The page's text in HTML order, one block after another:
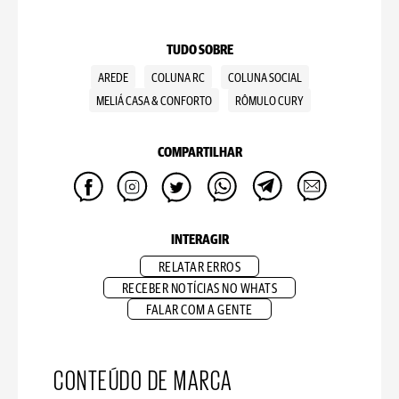
TUDO SOBRE
AREDE COLUNA RC
COLUNA SOCIAL
MELIÁ CASA & CONFORTO
RÔMULO CURY
COMPARTILHAR
INTERAGIR
RELATAR ERROS
RECEBER NOTÍCIAS NO WHATS
FALAR COM A GENTE
CONTEÚDO DE MARCA